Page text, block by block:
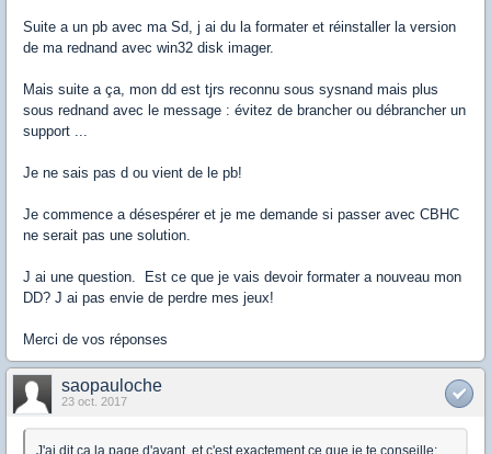
Suite a un pb avec ma Sd, j ai du la formater et réinstaller la version
de ma rednand avec win32 disk imager.
Mais suite a ça, mon dd est tjrs reconnu sous sysnand mais plus
sous rednand avec le message : évitez de brancher ou débrancher un
support ...
Je ne sais pas d ou vient de le pb!
Je commence a désespérer et je me demande si passer avec CBHC
ne serait pas une solution.
J ai une question. Est ce que je vais devoir formater a nouveau mon
DD? J ai pas envie de perdre mes jeux!
Merci de vos réponses
saopauloche
23 oct. 2017
J'ai dit ça la page d'avant, et c'est exactement ce que je te conseille: